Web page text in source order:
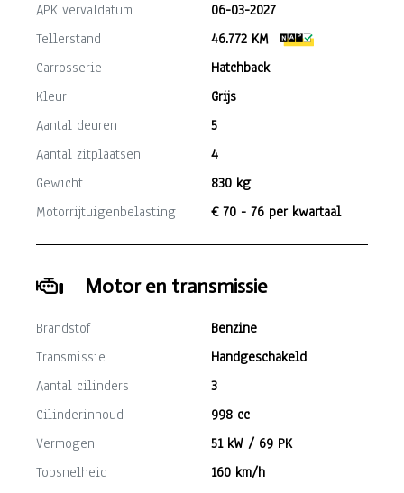
APK vervaldatum
06-03-2027
Tellerstand
46.772 KM
Carrosserie
Hatchback
Kleur
Grijs
Aantal deuren
5
Aantal zitplaatsen
4
Gewicht
830 kg
Motorrijtuigenbelasting
€ 70 - 76 per kwartaal
Motor en transmissie
Brandstof
Benzine
Transmissie
Handgeschakeld
Aantal cilinders
3
Cilinderinhoud
998 cc
Vermogen
51 kW / 69 PK
Topsnelheid
160 km/h